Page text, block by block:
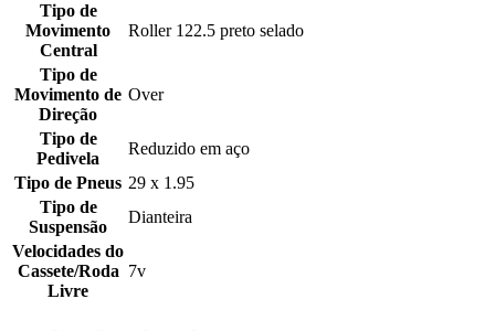
Tipo de
Movimento
Central
Roller 122.5 preto selado
Tipo de
Movimento de
Direção
Over
Tipo de
Pedivela
Reduzido em aço
Tipo de Pneus 29 x 1.95
Tipo de
Suspensão
Dianteira
Velocidades do
Cassete/Roda
Livre
7v